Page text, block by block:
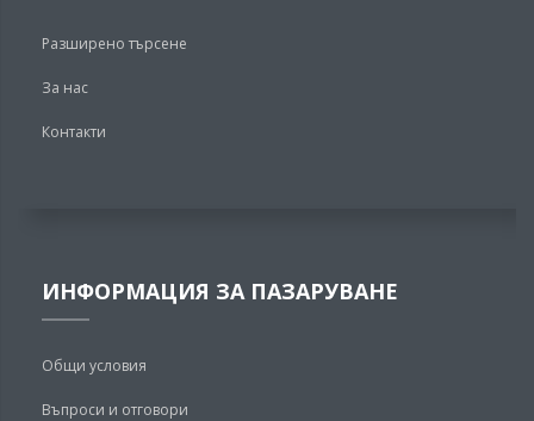
Разширено търсене
За нас
Контакти
ИНФОРМАЦИЯ ЗА ПАЗАРУВАНЕ
Общи условия
Въпроси и отговори